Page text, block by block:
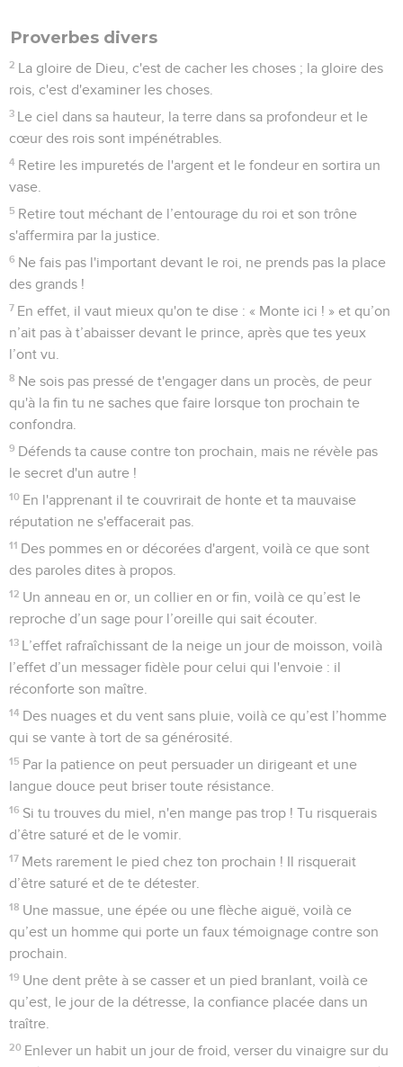
Proverbes divers
2 La gloire de Dieu, c'est de cacher les choses ; la gloire des
rois, c'est d'examiner les choses.
3 Le ciel dans sa hauteur, la terre dans sa profondeur et le
cœur des rois sont impénétrables.
4 Retire les impuretés de l'argent et le fondeur en sortira un
vase.
5 Retire tout méchant de l’entourage du roi et son trône
s'affermira par la justice.
6 Ne fais pas l'important devant le roi, ne prends pas la place
des grands !
7 En effet, il vaut mieux qu'on te dise : « Monte ici ! » et qu’on
n’ait pas à t’abaisser devant le prince, après que tes yeux
l’ont vu.
8 Ne sois pas pressé de t'engager dans un procès, de peur
qu'à la fin tu ne saches que faire lorsque ton prochain te
confondra.
9 Défends ta cause contre ton prochain, mais ne révèle pas
le secret d'un autre !
10 En l'apprenant il te couvrirait de honte et ta mauvaise
réputation ne s'effacerait pas.
11 Des pommes en or décorées d'argent, voilà ce que sont
des paroles dites à propos.
12 Un anneau en or, un collier en or fin, voilà ce qu’est le
reproche d’un sage pour l’oreille qui sait écouter.
13 L’effet rafraîchissant de la neige un jour de moisson, voilà
l’effet d’un messager fidèle pour celui qui l'envoie : il
réconforte son maître.
14 Des nuages et du vent sans pluie, voilà ce qu’est l’homme
qui se vante à tort de sa générosité.
15 Par la patience on peut persuader un dirigeant et une
langue douce peut briser toute résistance.
16 Si tu trouves du miel, n'en mange pas trop ! Tu risquerais
d’être saturé et de le vomir.
17 Mets rarement le pied chez ton prochain ! Il risquerait
d’être saturé et de te détester.
18 Une massue, une épée ou une flèche aiguë, voilà ce
qu’est un homme qui porte un faux témoignage contre son
prochain.
19 Une dent prête à se casser et un pied branlant, voilà ce
qu’est, le jour de la détresse, la confiance placée dans un
traître.
20 Enlever un habit un jour de froid, verser du vinaigre sur du